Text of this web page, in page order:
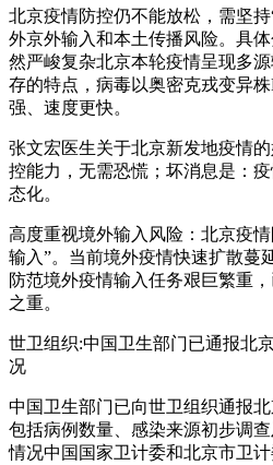
北京疫情防控仍不能放松，需坚
外京外输入和本土传播风险。具
然严峻复杂北京本轮疫情呈现多
存的特点，病毒以奥密克戎变异
强、速度更快。
张文宏医生关于北京新发地疫情
控能力，无需恐慌；坏消息是：
态化。
高度重视境外输入风险：北京疫
输入”。当前境外疫情快速扩散蔓
防范境外疫情输入任务艰巨繁重
之重。
世卫组织:中国卫生部门已通报北
况
中国卫生部门已向世卫组织通报
包括病例数量、感染来源初步调
情况中国国家卫计委和北京市卫